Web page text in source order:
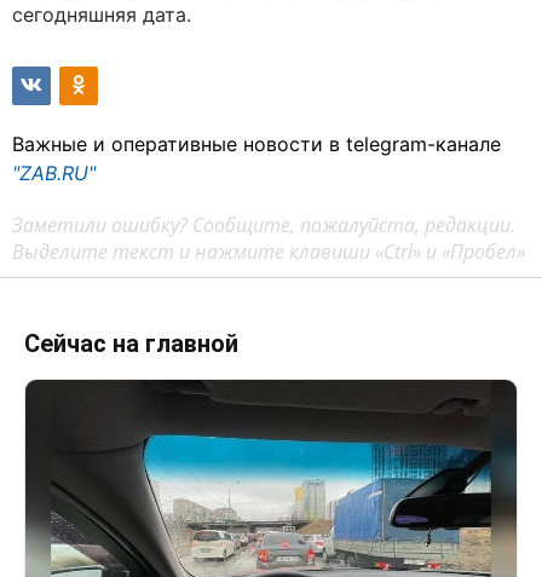
сегодняшняя дата.
Важные и оперативные новости в telegram-канале
"ZAB.RU"
Заметили ошибку? Сообщите, пожалуйста, редакции.
Выделите текст и нажмите клавиши «Ctrl» и «Пробел»
Сейчас на главной